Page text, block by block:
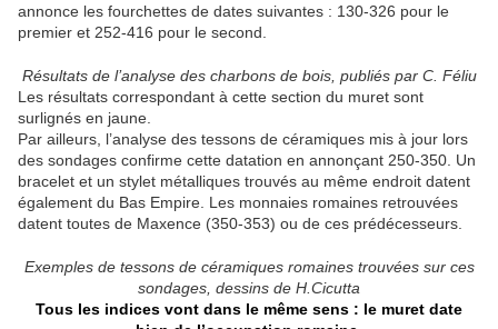
annonce les fourchettes de dates suivantes : 130-326 pour le
premier et 252-416 pour le second.
Résultats de l’analyse des charbons de bois, publiés par C. Féliu
Les résultats correspondant à cette section du muret sont
surlignés en jaune.
Par ailleurs, l’analyse des tessons de céramiques mis à jour lors
des sondages confirme cette datation en annonçant 250-350. Un
bracelet et un stylet métalliques trouvés au même endroit datent
également du Bas Empire. Les monnaies romaines retrouvées
datent toutes de Maxence (350-353) ou de ces prédécesseurs.
Exemples de tessons de céramiques romaines trouvées sur ces
sondages, dessins de H.Cicutta
Tous les indices vont dans le même sens : le muret date